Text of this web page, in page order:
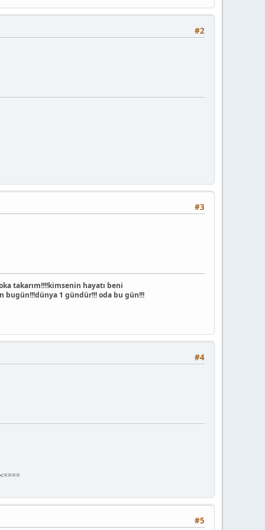
#2
#3
takarım!!!!kimsenin hayatı beni
1 gündür!!! oda bu gün!!!
#4
#5